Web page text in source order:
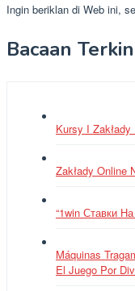
Ingin beriklan di Web ini,
Bacaan
Kursy I
Zakłady Online
“1win Ставки
Máquinas
El Juego Por